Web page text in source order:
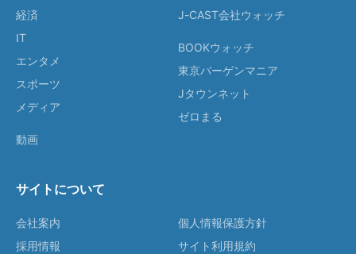
経済
IT
エンタメ
スポーツ
メディア
動画
J-CAST会社ウォッチ
BOOKウォッチ
東京バーゲンマニア
Jタウンネット
ゼロまる
サイトについて
会社案内
採用情報
個人情報保護方針
サイト利用規約